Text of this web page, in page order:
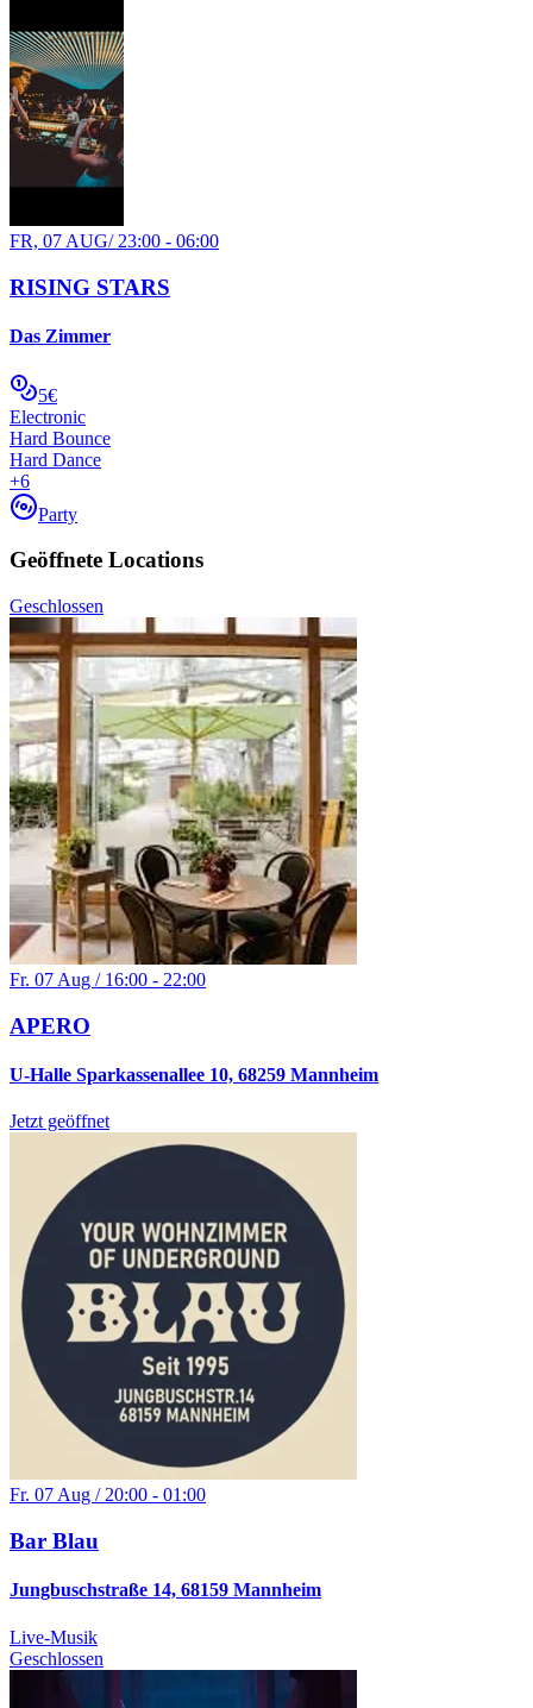
FR, 07 AUG/ 23:00 - 06:00
RISING STARS
Das Zimmer
5€
Electronic
Hard Bounce
Hard Dance
+6
Party
Geöffnete Locations
Geschlossen
Fr. 07 Aug / 16:00 - 22:00
APERO
U-Halle Sparkassenallee 10, 68259 Mannheim
Jetzt geöffnet
Fr. 07 Aug / 20:00 - 01:00
Bar Blau
Jungbuschstraße 14, 68159 Mannheim
Live-Musik
Geschlossen